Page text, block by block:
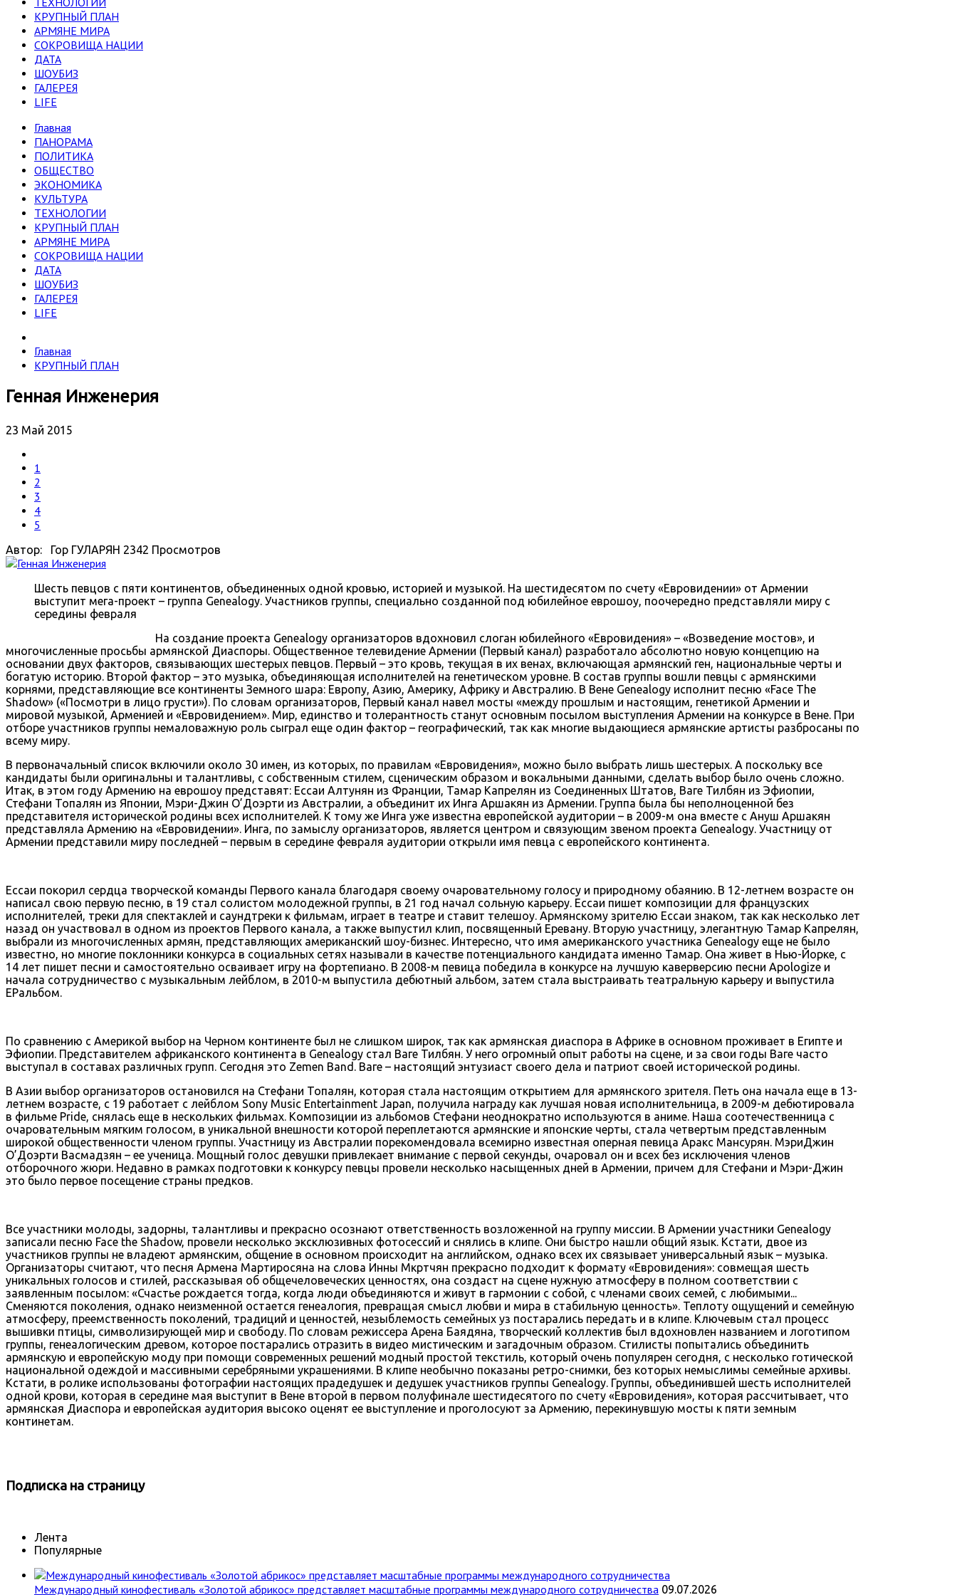
КРУПНЫЙ ПЛАН
АРМЯНЕ МИРА
СОКРОВИЩА НАЦИИ
ДАТА
ШОУБИЗ
ГАЛЕРЕЯ
LIFE
Главная
ПАНОРАМА
ПОЛИТИКА
ОБЩЕСТВО
ЭКОНОМИКА
КУЛЬТУРА
ТЕХНОЛОГИИ
КРУПНЫЙ ПЛАН
АРМЯНЕ МИРА
СОКРОВИЩА НАЦИИ
ДАТА
ШОУБИЗ
ГАЛЕРЕЯ
LIFE
Главная
КРУПНЫЙ ПЛАН
Генная Инженерия
23 Май 2015
1
2
3
4
5
Автор: Гор ГУЛАРЯН 2342 Просмотров
Шесть певцов с пяти континентов, объединенных одной кровью, историей и музыкой. На шестидесятом по счету «Евровидении» от Армении
выступит мега-проект – группа Genealogy. Участников группы, специально созданной под юбилейное еврошоу, поочередно представляли миру с
середины февраля
На создание проекта Genealogy организаторов вдохновил слоган юбилейного «Евровидения» – «Возведение мостов», и
многочисленные просьбы армянской Диаспоры. Общественное телевидение Армении (Первый канал) разработало абсолютно новую концепцию на
основании двух факторов, связывающих шестерых певцов. Первый – это кровь, текущая в их венах, включающая армянский ген, национальные черты и
богатую историю. Второй фактор – это музыка, объединяющая исполнителей на генетическом уровне. В состав группы вошли певцы c армянскими
корнями, представляющие все континенты Земного шара: Европу, Азию, Америку, Африку и Австралию. В Вене Genealogy исполнит песню «Face The
Shadow» («Посмотри в лицо грусти»). По словам организаторов, Первый канал навел мосты «между прошлым и настоящим, генетикой Армении и
мировой музыкой, Арменией и «Евровидением». Мир, единство и толерантность станут основным посылом выступления Армении на конкурсе в Вене. При
отборе участников группы немаловажную роль сыграл еще один фактор – географический, так как многие выдающиеся армянские артисты разбросаны по
всему миру.
В первоначальный список включили около 30 имен, из которых, по правилaм «Евровидения», можно было выбрать лишь шестерых. А поскольку все
кандидаты были оригинальны и талантливы, с собственным стилем, сценическим образом и вокальными данными, сделать выбор было очень сложно.
Итак, в этом году Армению на еврошоу представят: Ессаи Алтунян из Франции, Тамар Капрелян из Соединенных Штатов, Ваге Тилбян из Эфиопии,
Стефани Топалян из Японии, Мэри-Джин О’Доэрти из Австралии, а объединит их Инга Аршакян из Армении. Группа была бы неполноценной без
представителя исторической родины всех исполнителей. К тому же Инга уже известна европейской аудитории – в 2009-м она вместе с Ануш Аршакян
представляла Армению на «Евровидении». Инга, по замыслу организаторов, является центром и связующим звеном проекта Genealogy. Участницу от
Армении представили миру последней – первым в середине февраля аудитории открыли имя певца с европейского континента.
Ессаи покорил сердца творческой команды Первого канала благодаря своему очаровательному голосу и природному обаянию. В 12-летнем возрасте он
написал свою первую песню, в 19 стал солистом молодежной группы, в 21 год начал сольную карьеру. Ессаи пишет композиции для французских
исполнителей, треки для спектаклей и саундтреки к фильмам, играет в театре и ставит телешоу. Армянскому зрителю Ессаи знаком, так как несколько лет
назад он участвовал в одном из проектов Первого канала, а также выпустил клип, посвященный Еревану. Вторую участницу, элегантную Тамар Капрелян,
выбрали из многочисленных армян, представляющих американский шоу-бизнес. Интересно, что имя американского участника Genealogy еще не было
известно, но многие поклонники конкурса в социальных сетях называли в качестве потенциального кандидата именно Тамар. Она живет в Нью-Йорке, с
14 лет пишет песни и самостоятельно осваивает игру на фортепиано. В 2008-м певица победила в конкурсе на лучшую каверверсию песни Apologize и
начала сотрудничество с музыкальным лейблом, в 2010-м выпустила дебютный альбом, затем стала выстраивать театральную карьеру и выпустила
ЕРальбом.
По сравнению с Америкой выбор на Черном континенте был не слишком широк, так как армянская диаспора в Африке в основном проживает в Египте и
Эфиопии. Представителем африканского континента в Genealogy стал Ваге Тилбян. У него огромный опыт работы на сцене, и за свои годы Ваге часто
выступал в составах различных групп. Сегодня это Zemen Band. Ваге – настоящий энтузиаст своего дела и патриот своей исторической родины.
В Азии выбор организаторов остановился на Стефани Топалян, которая стала настоящим открытием для армянского зрителя. Петь она начала еще в 13-
летнем возрасте, с 19 работает c лейблом Sony Music Entertainment Japan, получила награду как лучшая новая исполнительница, в 2009-м дебютировала
в фильме Pride, снялась еще в нескольких фильмах. Композиции из альбомов Стефани неоднократно используются в аниме. Наша соотечественница с
очаровательным мягким голосом, в уникальной внешности которой переплетаются армянские и японские черты, стала четвертым представленным
широкой общественности членом группы. Участницу из Австралии порекомендовала всемирно известная оперная певица Аракс Мансурян. МэриДжин
О’Доэрти Васмадзян – ее ученица. Мощный голос девушки привлекает внимание с первой секунды, очаровал он и всех без исключения членов
отборочного жюри. Недавно в рамках подготовки к конкурсу певцы провели несколько насыщенных дней в Армении, причем для Стефани и Мэри-Джин
это было первое посещение страны предков.
Все участники молоды, задорны, талантливы и прекрасно осознают ответственность возложенной на группу миссии. В Армении участники Genealogy
записали песню Face the Shadow, провели несколько эксклюзивных фотосессий и снялись в клипе. Они быстро нашли общий язык. Кстати, двое из
участников группы не владеют армянским, общение в основном происходит на английском, однако всех их связывает универсальный язык – музыка.
Организаторы считают, что песня Армена Мартиросяна на слова Инны Мкртчян прекрасно подходит к формату «Евровидения»: совмещая шесть
уникальных голосов и стилей, рассказывая об общечеловеческих ценностях, она создаст на сцене нужную атмосферу в полном соответствии с
заявленным посылом: «Счастье рождается тогда, когда люди объединяются и живут в гармонии с собой, с членами своих семей, с любимыми...
Сменяются поколения, однако неизменной остается генеалогия, превращая смысл любви и мира в стабильную ценность». Теплоту ощущений и семейную
атмосферу, преемственность поколений, традиций и ценностей, незыблемость семейных уз постарались передать и в клипе. Ключевым стал процесс
вышивки птицы, символизирующей мир и свободу. По словам режиссера Арена Баядяна, творческий коллектив был вдохновлен названием и логотипом
группы, генеалогическим древом, которое постарались отразить в видео мистическим и загадочным образом. Стилисты попытались объединить
армянскую и европейскую моду при помощи современных решений модный простой текстиль, который очень популярен сегодня, с несколько готической
национальной одеждой и массивными серебряными украшениями. В клипе необычно показаны ретро-снимки, без которых немыслимы семейные архивы.
Кстати, в ролике использованы фотографии настоящих прадедушек и дедушек участников группы Genealogy. Группы, объединившей шесть исполнителей
одной крови, которая в середине мая выступит в Вене второй в первом полуфинале шестидесятого по счету «Евровидения», которая рассчитывает, что
армянская Диаспора и европейская аудитория высоко оценят ее выступление и проголосуют за Армению, перекинувшую мосты к пяти земным
континетам.
Подписка на страницу
Лента
Популярные
Международный кинофестиваль «Золотой абрикос» представляет масштабные программы международного сотрудничества 09.07.2026